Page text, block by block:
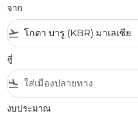
จาก
flight_takeoff
สู่
flight_land
งบประมาณ